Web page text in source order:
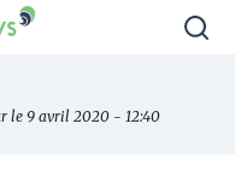
le 9 avril 2020 - 12:40